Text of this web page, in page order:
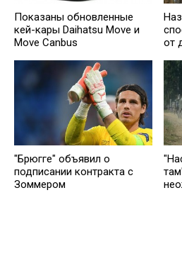
Показаны обновленные
кей-кары Daihatsu Move и
Move Canbus
от
"Брюгге" объявил о
подписании контракта с
Зоммером